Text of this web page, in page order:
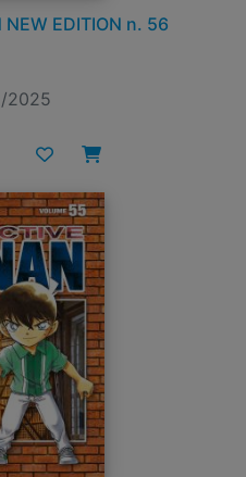
NEW EDITION n. 56
2025